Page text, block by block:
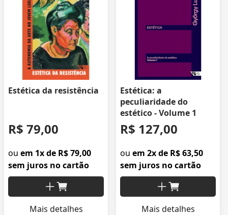
Estética da resistência
R$ 79,00
ou em 1x de R$ 79,00
sem juros no cartão
Mais detalhes
Estética: a
peculiaridade do
estético - Volume 1
R$ 127,00
ou em 2x de R$ 63,50
sem juros no cartão
Mais detalhes